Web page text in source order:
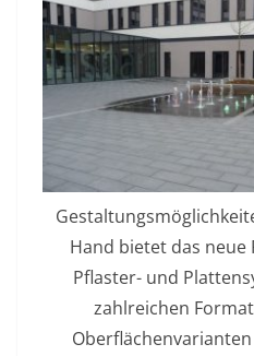
Hand bietet das neue
Pflaster- und
zahlreichen
Oberflächenvarianten